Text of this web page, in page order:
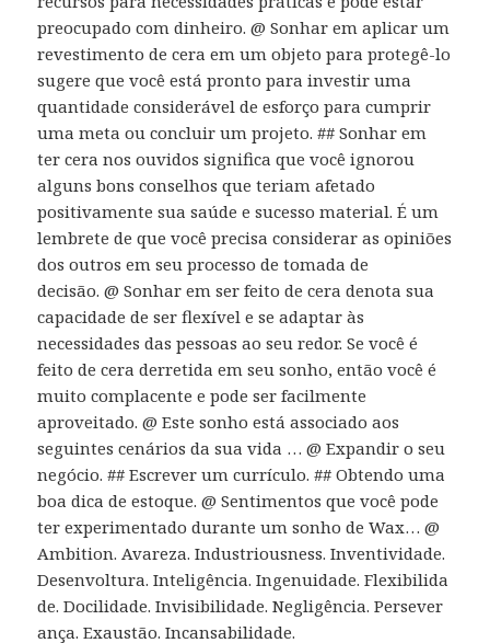
preocupado com dinheiro. @ Sonhar em aplicar um
revestimento de cera em um objeto para protegê-lo
sugere que você está pronto para investir uma
quantidade considerável de esforço para cumprir
uma meta ou concluir um projeto. ## Sonhar em
ter cera nos ouvidos significa que você ignorou
alguns bons conselhos que teriam afetado
positivamente sua saúde e sucesso material. É um
lembrete de que você precisa considerar as opiniões
dos outros em seu processo de tomada de
decisão. @ Sonhar em ser feito de cera denota sua
capacidade de ser flexível e se adaptar às
necessidades das pessoas ao seu redor. Se você é
feito de cera derretida em seu sonho, então você é
muito complacente e pode ser facilmente
aproveitado. @ Este sonho está associado aos
seguintes cenários da sua vida … @ Expandir o seu
negócio. ## Escrever um currículo. ## Obtendo uma
boa dica de estoque. @ Sentimentos que você pode
ter experimentado durante um sonho de Wax… @
Ambition. Avareza. Industriousness. Inventividade.
Desenvoltura. Inteligência. Ingenuidade. Flexibilida
de. Docilidade. Invisibilidade. Negligência. Persever
ança. Exaustão. Incansabilidade.